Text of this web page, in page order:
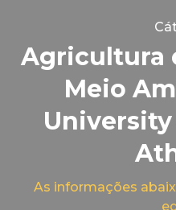
Agricultura
Meio
As informações